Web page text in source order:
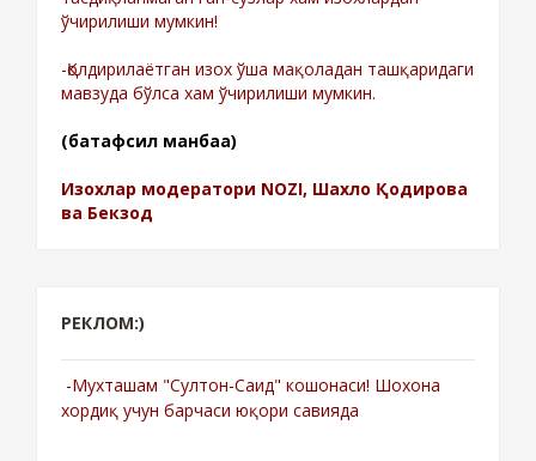
ўчирилиши мумкин!
-Қолдирилаётган изох ўша мақоладан ташқаридаги
мавзуда бўлса хам ўчирилиши мумкин.
(батафсил манбаа)
Изохлар модератори NOZI, Шахло Қодирова
ва Бекзод
РЕКЛОМ:)
-Мухташам "Султон-Саид" кошонаси! Шохона
хордиқ учун барчаси юқори савияда